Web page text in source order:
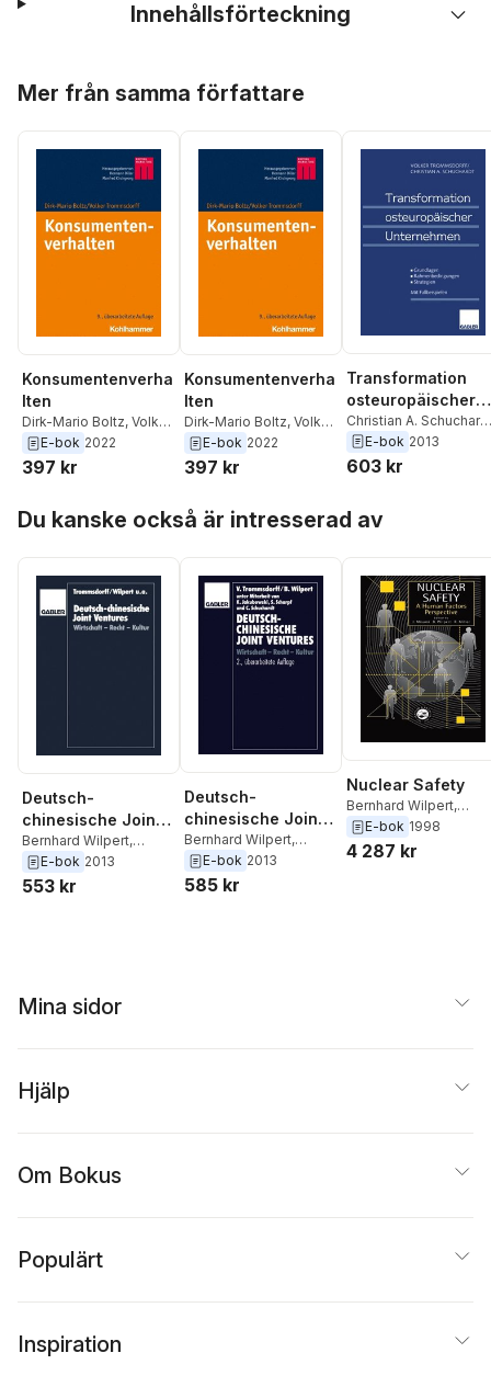
Innehållsförteckning
Mer från samma författare
Konsumentenverha
lten
Dirk-Mario Boltz, Volker
Trommsdorff
E-bok 2022
397 kr
Konsumentenverha
lten
Dirk-Mario Boltz, Volker
Trommsdorff
E-bok 2022
397 kr
Transformation
osteuropäischer
Unternehmen
Christian A.
Volker Trommsdorff
E-bok 2013
603 kr
Du kanske också är intresserad av
Deutsch-
chinesische Joint
Ventures
Bernhard Wilpert,
Volker Trommsdorff
E-bok 2013
553 kr
Deutsch-
chinesische Joint
Ventures
Bernhard Wilpert,
Volker Trommsdorff
E-bok 2013
585 kr
Nuclear Safety
Bernhard Wilpert,
Rainer Miller,Jyuji
Misumi
E-bok 1998
4 287 kr
Mina sidor
Hjälp
Om Bokus
Populärt
Inspiration